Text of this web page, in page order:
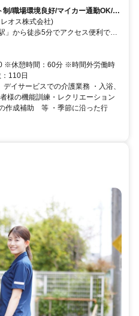
/職場環境良好/マイカー通勤OK/福
オス株式会社)
！バイク通勤OK！ ※駅近5分以内！
※休憩時間：60分 ※時間外労働時
110日
イサービスでの介護業務 ・入浴、
様の機能訓練・レクリエーション
作成補助 等 ・季節に沿った行